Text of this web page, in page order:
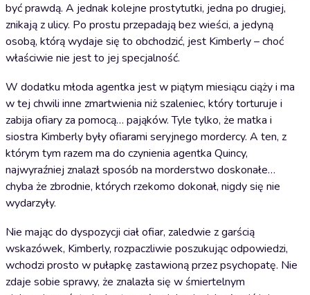
być prawdą. A jednak kolejne prostytutki, jedna po drugiej,
znikają z ulicy. Po prostu przepadają bez wieści, a jedyną
osobą, którą wydaje się to obchodzić, jest Kimberly – choć
właściwie nie jest to jej specjalność.
W dodatku młoda agentka jest w piątym miesiącu ciąży i ma
w tej chwili inne zmartwienia niż szaleniec, który torturuje i
zabija ofiary za pomocą… pająków. Tyle tylko, że matka i
siostra Kimberly były ofiarami seryjnego mordercy. A ten, z
którym tym razem ma do czynienia agentka Quincy,
najwyraźniej znalazł sposób na morderstwo doskonałe…
chyba że zbrodnie, których rzekomo dokonał, nigdy się nie
wydarzyły.
Nie mając do dyspozycji ciał ofiar, zaledwie z garścią
wskazówek, Kimberly, rozpaczliwie poszukując odpowiedzi,
wchodzi prosto w pułapkę zastawioną przez psychopatę. Nie
zdaje sobie sprawy, że znalazła się w śmiertelnym